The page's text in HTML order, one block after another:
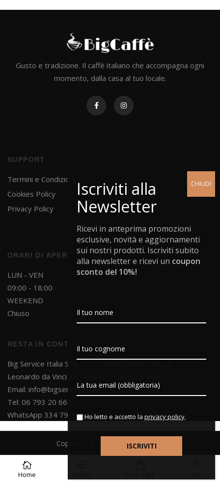
Home
Gusto e tradizione. Il caffè italiano che accompagna ogni
momento, dalla casa al tuo locale.
SUPPORT
Termini e Condizioni
Cookies Policy
Privacy Policy
ORARI DI APERTURA
LUN - VEN
09:00 - 18:00
WEEKEND
Chiuso
RESTA IN CONTATTO
Big Service Italia S.r.l. - PI 13295551009 - Piazza
Leonardo da Vinci 18 - 00043 - Ciampino (RM)
Email: info@bigservice.it
Tel: 06 793 20 664
WhatsApp 334 79 10 850
Copyright © 2025 Big Service S.r.l.
Ricevi in anteprima promozioni
esclusive, novità e aggiornamenti
sui nostri prodotti. Iscriviti subito
alla newsletter e ricevi un coupon
sconto del 10%!
Ho letto e accetto la privacy policy.